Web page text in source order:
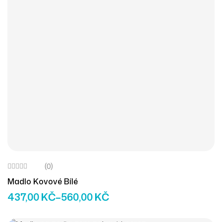
(0)
Madlo Kovové Bílé
437,00KČ–560,00KČ